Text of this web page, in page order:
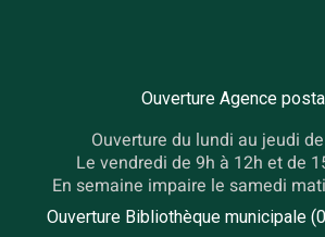
Ouverture Agence
Ouverture du lundi au jeudi
Le vendredi de 9h à 12h et de
En semaine impaire le samedi
Ouverture Bibliothèque municipale